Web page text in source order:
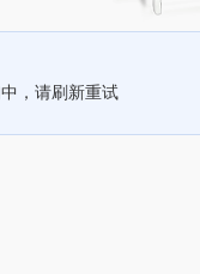
，请刷新重试